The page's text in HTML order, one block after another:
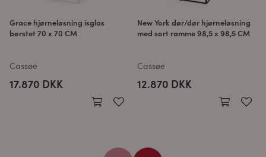
Grace hjørneløsning isglas
børstet 70 x 70 CM
Cassøe
17.870 DKK
New York dør/dør hjørneløsning
med sort ramme 98,5 x 98,5 CM
Cassøe
12.870 DKK